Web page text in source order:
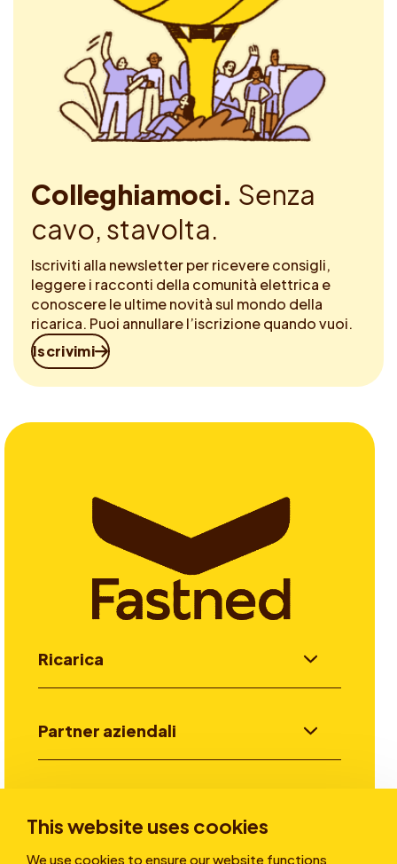
This website uses cookies
We use cookies to ensure our website functions
Colleghiamoci. Senza
cavo, stavolta.
Iscriviti alla newsletter per ricevere consigli,
leggere i racconti della comunità elettrica e
conoscere le ultime novità sul mondo della
ricarica. Puoi annullare l’iscrizione quando vuoi.
Iscrivimi
Ricarica
Partner aziendali